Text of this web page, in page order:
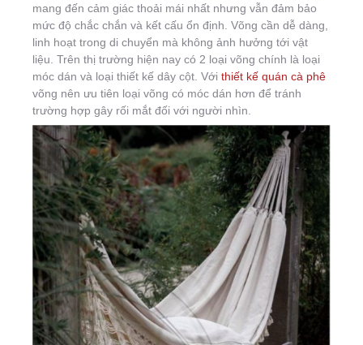
mang đến cảm giác thoải mái nhất nhưng vẫn đảm bảo
mức độ chắc chắn và kết cấu ổn định. Võng cần dễ dàng,
linh hoạt trong di chuyển mà không ảnh hưởng tới vật
liệu. Trên thị trường hiện nay có 2 loại võng chính là loại
móc dán và loại thiết kế dây cột. Với thiết kế quán cà phê
võng nên ưu tiên loại võng có móc dán hơn để tránh
trường hợp gây rối mắt đối với người nhìn.